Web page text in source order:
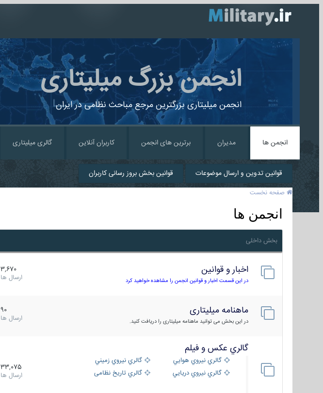
انجمن بزرگ میلیتاری
انجمن میلیتاری بزرگترین مرجع مباحث نظامی در ایران
انجمن ها مدیران برترین های انجمن کاربران آنلاین گالری میلیتاری
قوانین تدوین و ارسال موضوعات قوانین بخش بروز رسانی کاربران
صفحه نخست
انجمن ها
بخش داخلی
اخبار و قوانین
در این قسمت اخبار و قوانین انجمن را مشاهده خواهید کرد
3,670
ارسال ها
ماهنامه میلیتاری
در این بخش می توانید ماهنامه میلیتاری را دریافت کنید.
90
ارسال ها
گالري عكس و فيلم
گالري نيروي هوايي
گالري نيروي زميني
گالري نيروي دريايي
گالري تاریخ نظامی
33,075
ارسال ها